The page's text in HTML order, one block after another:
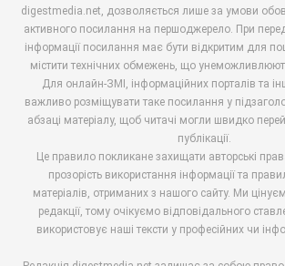
digestmedia.net, дозволяється лише за умови
активного посилання на першоджерело. При
інформації посилання має бути відкритим для
містити технічних обмежень, що
Для онлайн-ЗМІ, інформаційних порталів та
важливо розміщувати таке посилання у
абзаці матеріалу, щоб читачі могли швидко
публікації.
Це правило покликане захищати авторські
прозорість використання інформації та
матеріалів, отриманих з нашого сайту. Ми
редакції, тому очікуємо відповідального
використовує наші тексти у професійних чи